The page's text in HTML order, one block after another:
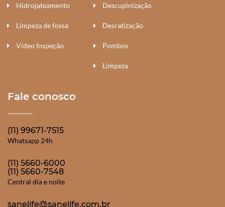
Hidrojateamento
Limpeza de fossa
Vídeo Inspeção
Descupinização
Desratização
Pombos
Limpeza
Fale conosco
(11) 99671-7515
Whatsapp 24h
(11) 5660-6000
(11) 5660-7548
Central dia e noite
sanelife@sanelife.com.br